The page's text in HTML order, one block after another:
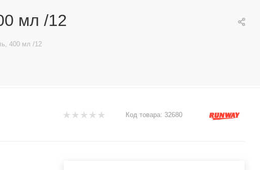
мл /12
400 мл /12
Код товара: 32680